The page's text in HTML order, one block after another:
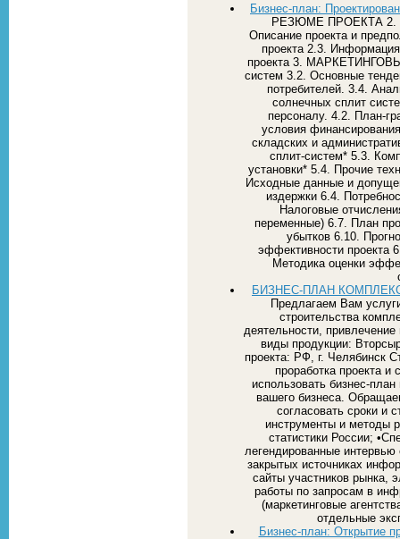
Бизнес-план:
РЕЗЮМЕ ПРОЕКТА 2.
Описание проекта и
проекта 2.3.
проекта 3.
систем 3.2. Основные
потребителей. 3.4.
солнечных сплит
персоналу. 4.2. План-
условия
складских и
сплит-систем* 5.3.
установки* 5.4. Прочие
Исходные данные и
издержки 6.4.
Налоговые
переменные) 6.7. План
убытков 6.10.
эффективности проекта
Методика оценки
БИЗНЕС-ПЛАН
Предлагаем Вам
строительства
деятельности,
виды продукции:
проекта: РФ, г. Челябинск
проработка проекта и
использовать бизнес-
вашего бизнеса.
согласовать сроки и
инструменты и методы
статистики России;
легендированные
закрытых источниках
сайты участников рынка,
работы по запросам в
(маркетинговые
отдельные
Бизнес-план: Открытие